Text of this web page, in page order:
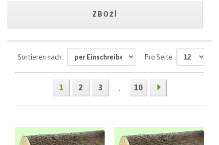
ZBOŽÍ
Sortieren nach: Pro Seite
1 2 3 ... 10